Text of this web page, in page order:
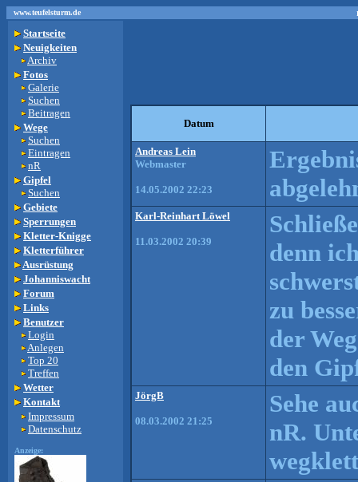
www.teufelsturm.de
Startseite
Neuigkeiten
Archiv
Fotos
Galerie
Suchen
Beitragen
Wege
Suchen
Eintragen
nR
Gipfel
Suchen
Gebiete
Sperrungen
Kletter-Knigge
Kletterführer
Ausrüstung
Johanniswacht
Forum
Links
Benutzer
Login
Anlegen
Top 20
Treffen
Wetter
Kontakt
Impressum
Datenschutz
Anzeige:
Datum
Andreas Lein
Webmaster
14.05.2002 22:23
Karl-Reinhart Löwel
11.03.2002 20:39
denn
zu
der
den
JörgB
08.03.2002 21:25
Sehe
nR.